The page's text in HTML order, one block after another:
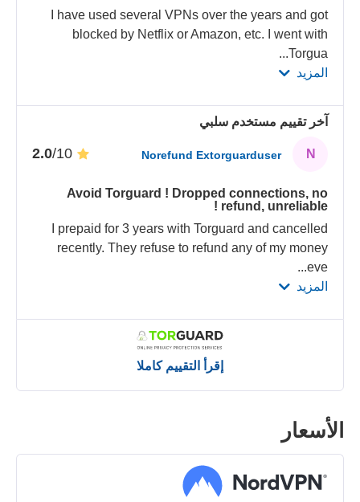
I have used several VPNs over the years and got
blocked by Netflix or Amazon, etc. I went with
Torgua
...
المزيد
آخر تقييم مستخدم سلبي
N
Norefund Extorguarduser
/10
Avoid Torguard ! Dropped connections, no
refund, unreliable !
I prepaid for 3 years with Torguard and cancelled
recently. They refuse to refund any of my money
eve
...
المزيد
إقرأ التقييم كاملا
الأسعار